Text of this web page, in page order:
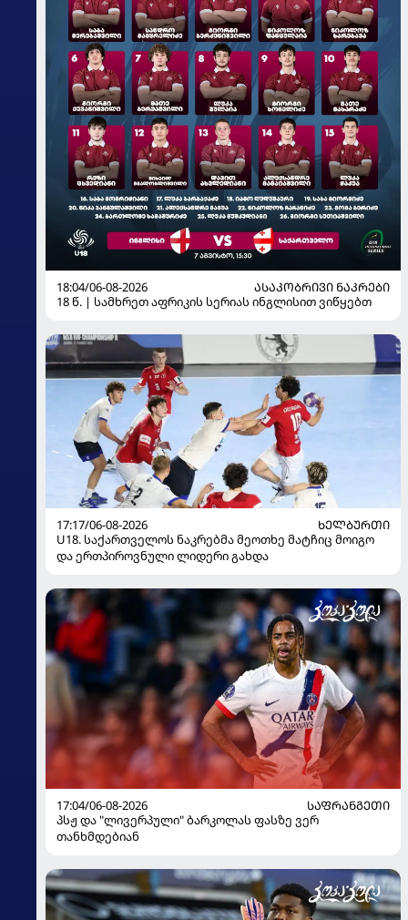
18:04/06-08-2026
ᲐᲡᲐᲙᲝᲑᲠᲘᲕᲘ ᲜᲐᲙᲠᲔᲑᲘ
18 წ. | სამხრეთ აფრიკის სერიას ინგლისით ვიწყებთ
17:17/06-08-2026
ᲮᲔᲚᲑᲣᲠᲗᲘ
U18. საქართველოს ნაკრებმა მეოთხე მატჩიც მოიგო
და ერთპიროვნული ლიდერი გახდა
17:04/06-08-2026
ᲡᲐᲤᲠᲐᲜᲒᲔᲗᲘ
პსჟ და "ლივერპული" ბარკოლას ფასზე ვერ
თანხმდებიან